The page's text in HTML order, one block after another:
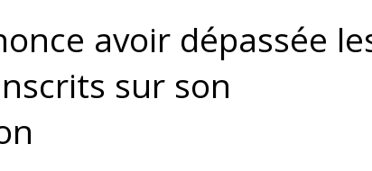
avoir dépassée
sur son